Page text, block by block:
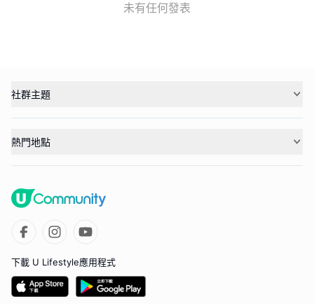
未有任何發表
社群主題
熱門地點
下載 U Lifestyle應用程式